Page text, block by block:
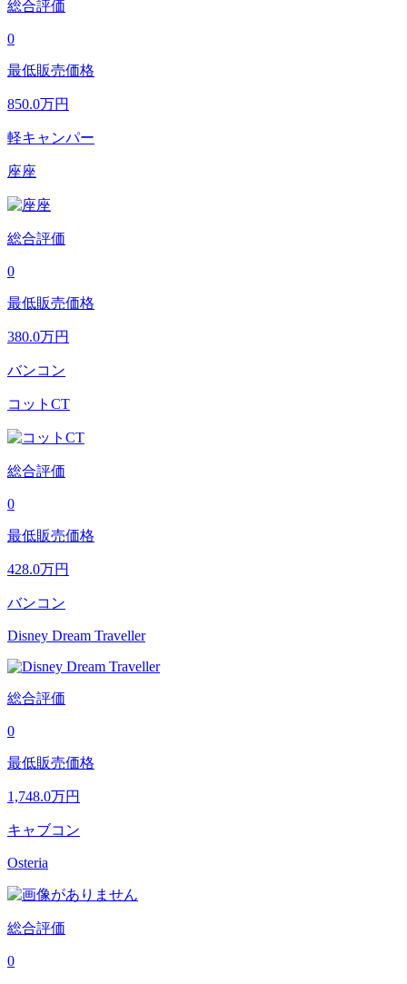
総合評価
0
最低販売価格
850.0万円
軽キャンパー
座座
総合評価
0
最低販売価格
380.0万円
バンコン
コットCT
総合評価
0
最低販売価格
428.0万円
バンコン
Disney Dream Traveller
総合評価
0
最低販売価格
1,748.0万円
キャブコン
Osteria
総合評価
0